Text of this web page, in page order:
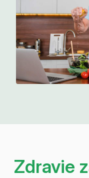
Zdravie